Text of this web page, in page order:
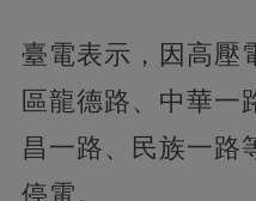
臺電表示，因高壓
區龍德路、中華一
昌一路、民族一路
停電。